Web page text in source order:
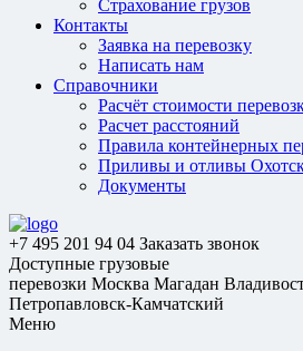
Страхование грузов
Контакты
Заявка на перевозку
Написать нам
Справочники
Расчёт стоимости
Расчет расстояний
Правила контейнерных
Приливы и отливы
Документы
+7 495 201 94 04 Заказать звонок
Доступные грузовые
перевозки Москва Магадан
Петропавловск-Камчатский
Меню